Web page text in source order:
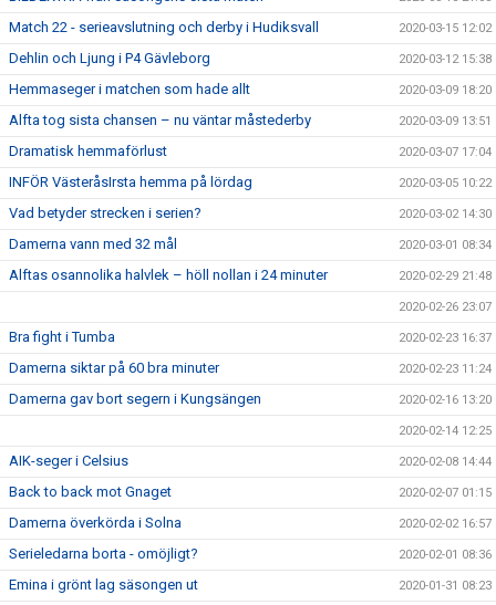
Match 22 - serieavslutning och derby i Hudiksvall 2020-03-15 12:02
Dehlin och Ljung i P4 Gävleborg 2020-03-12 15:38
Hemmaseger i matchen som hade allt 2020-03-09 18:20
Alfta tog sista chansen – nu väntar måstederby 2020-03-09 13:51
Dramatisk hemmaförlust 2020-03-07 17:04
INFÖR VästeråsIrsta hemma på lördag 2020-03-05 10:22
Vad betyder strecken i serien? 2020-03-02 14:30
Damerna vann med 32 mål 2020-03-01 08:34
Alftas osannolika halvlek – höll nollan i 24 minuter 2020-02-29 21:48
2020-02-26 23:07
Bra fight i Tumba 2020-02-23 16:37
Damerna siktar på 60 bra minuter 2020-02-23 11:24
Damerna gav bort segern i Kungsängen 2020-02-16 13:20
2020-02-14 12:25
AIK-seger i Celsius 2020-02-08 14:44
Back to back mot Gnaget 2020-02-07 01:15
Damerna överkörda i Solna 2020-02-02 16:57
Serieledarna borta - omöjligt? 2020-02-01 08:36
Emina i grönt lag säsongen ut 2020-01-31 08:23